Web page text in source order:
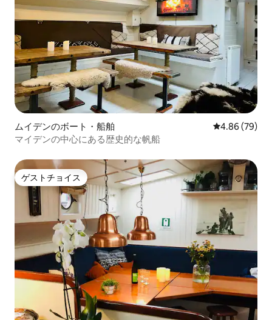
ムイデンのボート・船舶 レビュー79
4.86 (79)
マイデンの中心にある歴史的な帆船
ゲストチョイス
ゲストチョイス